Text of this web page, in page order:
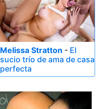
Melissa Stratton - El
sucio trío de ama de casa
perfecta